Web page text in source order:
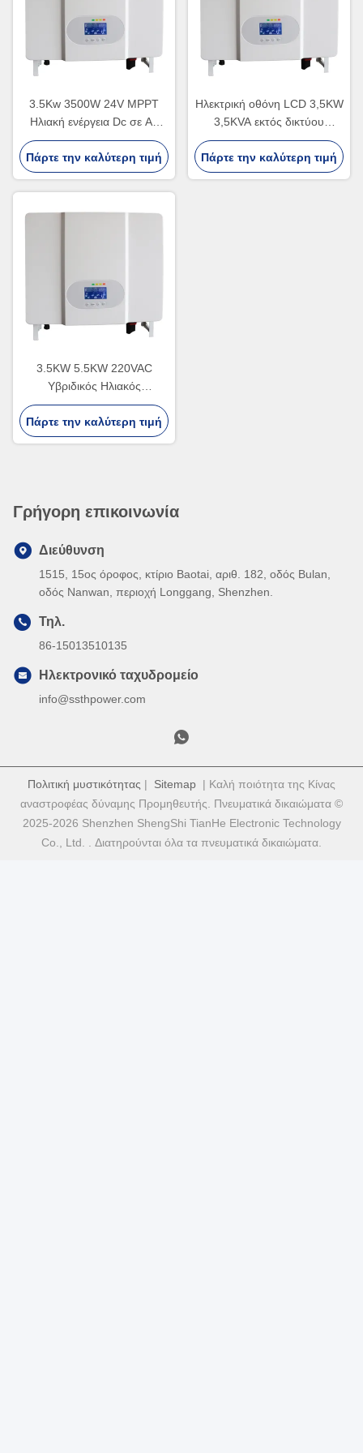
3.5Kw 3500W 24V MPPT
Ηλιακή ενέργεια Dc σε Ac
Καθαρό σύστημα ενέργειας
κυμάτων sinus Off Grid
Υβριδικός ηλιακός
μετατροπέας
Πάρτε την καλύτερη τιμή
Ηλεκτρική οθόνη LCD 3,5KW
3,5KVA εκτός δικτύου
καθαρό κυματισμό κυμάτων
ηλιακής ενέργειας Σύστημα
ενέργειας 3500w Υβριδικός
Πάρτε την καλύτερη τιμή
3.5KW 5.5KW 220VAC
Υβριδικός Ηλιακός
Μετατροπέας Εκτός Δικτύου
Ελεγκτής Φόρτισης Ηλιακής
Ενέργειας MPPT
Πάρτε την καλύτερη τιμή
Γρήγορη επικοινωνία
Διεύθυνση
1515, 15ος όροφος, κτίριο Baotai, αριθ. 182, οδός Bulan,
οδός Nanwan, περιοχή Longgang, Shenzhen.
Τηλ.
86-15013510135
Ηλεκτρονικό ταχυδρομείο
info@ssthpower.com
Πολιτική μυστικότητας | Sitemap | Καλή ποιότητα της Κίνας
αναστροφέας δύναμης Προμηθευτής. Πνευματικά δικαιώματα ©
2025-2026 Shenzhen ShengShi TianHe Electronic Technology
Co., Ltd. . Διατηρούνται όλα τα πνευματικά δικαιώματα.